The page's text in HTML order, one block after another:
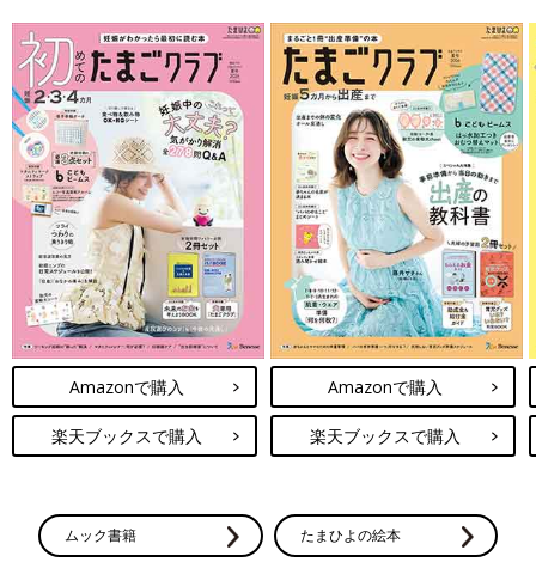
Amazonで購入
楽天ブックスで購入
Amazonで購入
楽天ブックスで購入
ムック書籍 たまひよの絵本